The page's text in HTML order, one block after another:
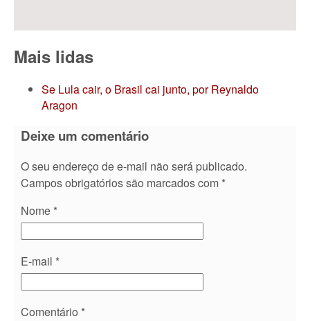
Mais lidas
Se Lula cair, o Brasil cai junto, por Reynaldo
Aragon
Deixe um comentário
O seu endereço de e-mail não será publicado.
Campos obrigatórios são marcados com *
Nome *
E-mail *
Comentário *